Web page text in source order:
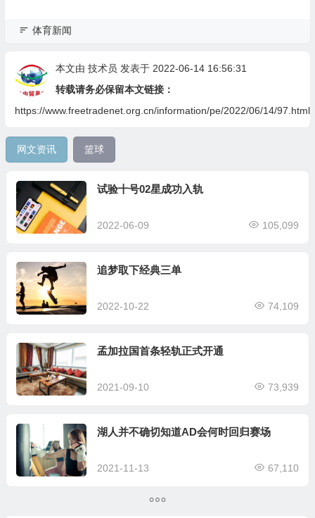
体育新闻
本文由 技术员 发表于 2022-06-14 16:56:31
转载请务必保留本文链接：
https://www.freetradenet.org.cn/information/pe/2022/06/14/97.html
网文资讯 篮球
试验十号02星成功入轨
2022-06-09 105,099
追梦取下经典三单
2022-10-22 74,109
孟加拉国首条轻轨正式开通
2021-09-10 73,939
湖人并不确切知道AD会何时回归赛场
2021-11-13 67,110